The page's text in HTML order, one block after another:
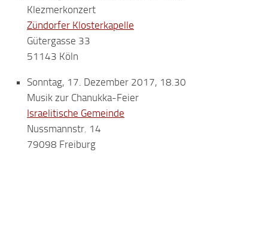
Klezmerkonzert
Zündorfer Klosterkapelle
Gütergasse 33
51143 Köln
Sonntag, 17. Dezember 2017, 18.30
Musik zur Chanukka-Feier
Israelitische Gemeinde
Nussmannstr. 14
79098 Freiburg